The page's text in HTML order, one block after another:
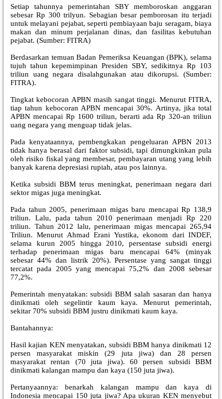
Setiap tahunnya pemerintahan SBY memboroskan anggaran
sebesar Rp 300 trilyun. Sebagian besar pemborosan itu terjadi
untuk melayani pejabat, seperti pembiayaan baju seragam, biaya
makan dan minum perjalanan dinas, dan fasilitas kebutuhan
pejabat. (Sumber: FITRA)
Berdasarkan temuan Badan Pemeriksa Keuangan (BPK), selama
tujuh tahun kepemimpinan Presiden SBY, sedikitnya Rp 103
triliun uang negara disalahgunakan atau dikorupsi. (Sumber:
FITRA).
Tingkat kebocoran APBN masih sangat tinggi. Menurut FITRA,
tiap tahun kebocoran APBN mencapai 30%. Artinya, jika total
APBN mencapai Rp 1600 triliun, berarti ada Rp 320-an triliun
uang negara yang menguap tidak jelas.
Pada kenyataannya, pembengkakan pengeluaran APBN 2013
tidak hanya berasal dari faktor subsidi, tapi dimungkinkan pula
oleh risiko fiskal yang membesar, pembayaran utang yang lebih
banyak karena depresiasi rupiah, atau pos lainnya.
Ketika subsidi BBM terus meningkat, penerimaan negara dari
sektor migas juga meningkat.
Pada tahun 2005, penerimaan migas baru mencapai Rp 138,9
triliun. Lalu, pada tahun 2010 penerimaan menjadi Rp 220
triliun. Tahun 2012 lalu, penerimaan migas mencapai 265,94
Triliun. Menurut Ahmad Erani Yustika, ekonom dari INDEF,
selama kurun 2005 hingga 2010, persentase subsidi energi
terhadap penerimaan migas baru mencapai 64% (minyak
sebesar 44% dan listrik 20%). Persentase yang sangat tinggi
tercatat pada 2005 yang mencapai 75,2% dan 2008 sebesar
77,2%.
Pemerintah menyatakan: subsidi BBM salah sasaran dan hanya
dinikmati oleh segelintir kaum kaya. Menurut pemerintah,
sekitar 70% subsidi BBM justru dinikmati kaum kaya.
Bantahannya:
Hasil kajian KEN menyatakan, subsidi BBM hanya dinikmati 12
persen masyarakat miskin (29 juta jiwa) dan 28 persen
masyarakat rentan (70 juta jiwa). 60 persen subsidi BBM
dinikmati kalangan mampu dan kaya (150 juta jiwa).
Pertanyaannya: benarkah kalangan mampu dan kaya di
Indonesia mencapai 150 juta jiwa? Apa ukuran KEN menyebut